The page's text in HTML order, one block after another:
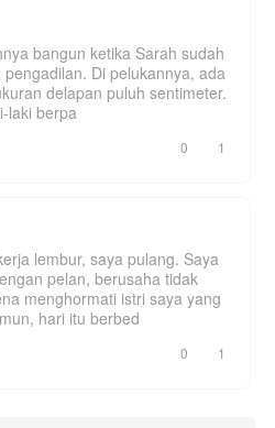
bangun ketika Sarah sudah
Di pelukannya, ada
delapan puluh sentimeter.
laki berpa
0 1
lembur, saya pulang. Saya
pelan, berusaha tidak
menghormati istri saya yang
sudah tidur. Namun, hari itu berbed
0 1